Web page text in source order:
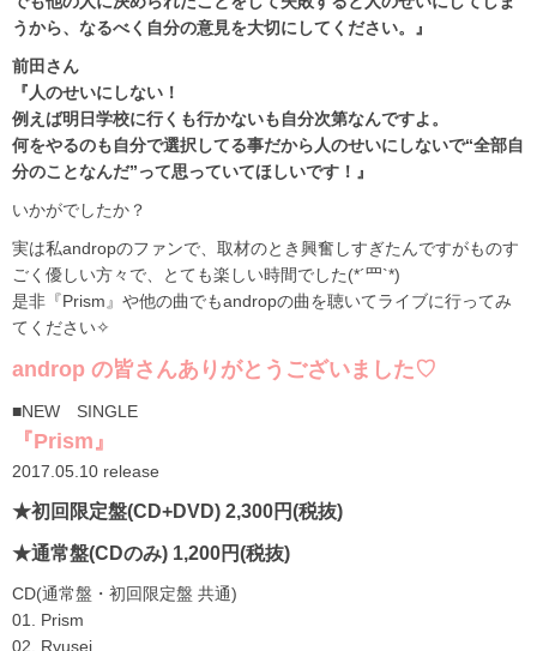
うから、なるべく自分の意見を大切にしてください。』
前田さん
『人のせいにしない！
例えば明日学校に行くも行かないも自分次第なんですよ。
何をやるのも自分で選択してる事だから人のせいにしないで“全部自
分のことなんだ”って思っていてほしいです！』
いかがでしたか？
実は私andropのファンで、取材のとき興奮しすぎたんですがものす
ごく優しい方々で、とても楽しい時間でした(*´罒`*)
是非『Prism』や他の曲でもandropの曲を聴いてライブに行ってみ
てください✧
androp の皆さんありがとうございました♡
■NEW SINGLE
『Prism』
2017.05.10 release
★初回限定盤(CD+DVD) 2,300円(税抜)
★通常盤(CDのみ) 1,200円(税抜)
CD(通常盤・初回限定盤 共通)
01. Prism
02. Ryusei